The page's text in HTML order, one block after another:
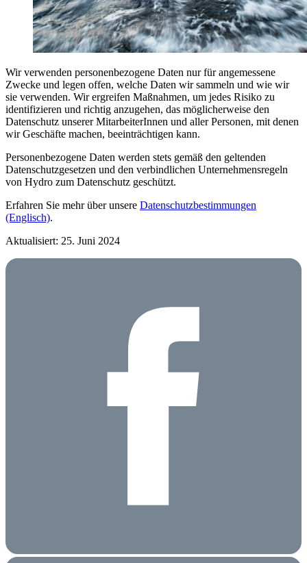
Wir verwenden personenbezogene Daten nur für angemessene
Zwecke und legen offen, welche Daten wir sammeln und wie wir
sie verwenden. Wir ergreifen Maßnahmen, um jedes Risiko zu
identifizieren und richtig anzugehen, das möglicherweise den
Datenschutz unserer MitarbeiterInnen und aller Personen, mit denen
wir Geschäfte machen, beeinträchtigen kann.
Personenbezogene Daten werden stets gemäß den geltenden
Datenschutzgesetzen und den verbindlichen Unternehmensregeln
von Hydro zum Datenschutz geschützt.
Erfahren Sie mehr über unsere Datenschutzbestimmungen
(Englisch).
Aktualisiert: 25. Juni 2024